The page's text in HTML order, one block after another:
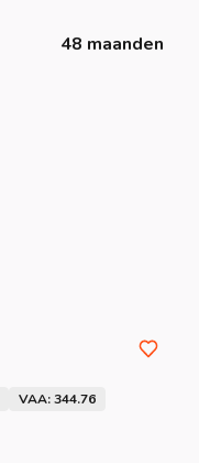
48 maanden
VAA: 344.76